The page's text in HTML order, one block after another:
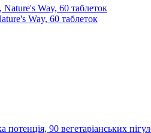
Way, 60 таблеток